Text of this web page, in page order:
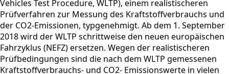
Vehicles Test Procedure, WLTP), einem realistischeren
Prüfverfahren zur Messung des Kraftstoffverbrauchs und
der CO2-Emissionen, typgenehmigt. Ab dem 1. September
2018 wird der WLTP schrittweise den neuen europäischen
Fahrzyklus (NEFZ) ersetzen. Wegen der realistischeren
Prüfbedingungen sind die nach dem WLTP gemessenen
Kraftstoffverbrauchs- und CO2- Emissionswerte in vielen